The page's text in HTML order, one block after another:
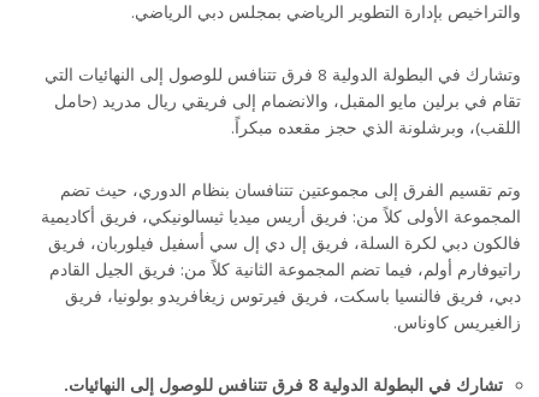
والتراخيص بإدارة التطوير الرياضي بمجلس دبي الرياضي.
وتشارك في البطولة الدولية 8 فرق تتنافس للوصول إلى النهائيات التي
تقام في برلين مايو المقبل، والانضمام إلى فريقي ريال مدريد (حامل
اللقب)، وبرشلونة الذي حجز مقعده مبكراً.
وتم تقسيم الفرق إلى مجموعتين تتنافسان بنظام الدوري، حيث تضم
المجموعة الأولى كلاً من: فريق أريس ميديا ثيسالونيكي، فريق أكاديمية
فالكون دبي لكرة السلة، فريق إل دي إل سي أسفيل فيلوربان، فريق
راتيوفارم أولم، فيما تضم المجموعة الثانية كلاً من: فريق الجيل القادم
دبي، فريق فالنسيا باسكت، فريق فيرتوس زيغافريدو بولونيا، فريق
زالغيريس كاوناس.
تشارك في البطولة الدولية 8 فرق تتنافس للوصول إلى النهائيات.